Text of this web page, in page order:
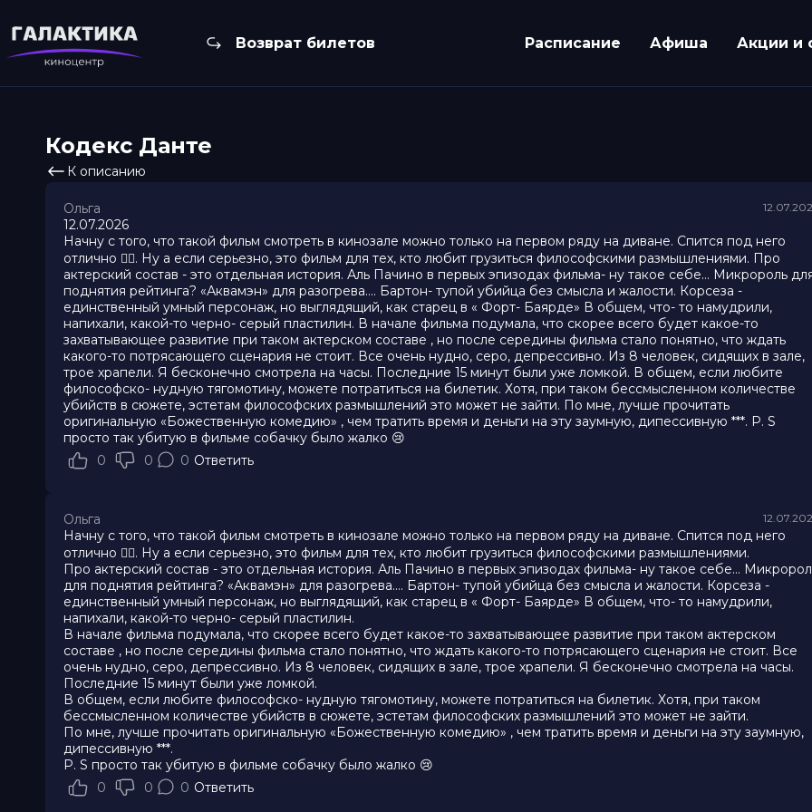
Возврат билетов Расписание Афиша Акции и
Кодекс Данте
К описанию
Ольга
12.07.2026
Начну с того, что такой фильм смотреть в кинозале можно только на первом ряду на диване. Спится под него
отлично 👍🏻. Ну а если серьезно, это фильм для тех, кто любит грузиться философскими размышлениями. Про
актерский состав - это отдельная история. Аль Пачино в первых эпизодах фильма- ну такое себе… Микророль
поднятия рейтинга? «Аквамэн» для разогрева…. Бартон- тупой убийца без смысла и жалости. Корсеза -
единственный умный персонаж, но выглядящий, как старец в « Форт- Баярде» В общем, что- то намудрили,
напихали, какой-то черно- серый пластилин. В начале фильма подумала, что скорее всего будет какое-то
захватывающее развитие при таком актерском составе , но после середины фильма стало понятно, что ждать
какого-то потрясающего сценария не стоит. Все очень нудно, серо, депрессивно. Из 8 человек, сидящих в зале,
трое храпели. Я бесконечно смотрела на часы. Последние 15 минут были уже ломкой. В общем, если любите
философско- нудную тягомотину, можете потратиться на билетик. Хотя, при таком бессмысленном количестве
убийств в сюжете, эстетам философских размышлений это может не зайти. По мне, лучше прочитать
оригинальную «Божественную комедию» , чем тратить время и деньги на эту заумную, дипессивную ***. P. S
просто так убитую в фильме собачку было жалко 😢
0
0 0 Ответить
Ольга
Начну с того, что такой фильм смотреть в кинозале можно только на первом ряду на диване. Спится под него
отлично 👍🏻. Ну а если серьезно, это фильм для тех, кто любит грузиться философскими размышлениями.
Про актерский состав - это отдельная история. Аль Пачино в первых эпизодах фильма- ну такое себе…
для поднятия рейтинга? «Аквамэн» для разогрева…. Бартон- тупой убийца без смысла и жалости. Корсеза -
единственный умный персонаж, но выглядящий, как старец в « Форт- Баярде» В общем, что- то намудрили,
напихали, какой-то черно- серый пластилин.
В начале фильма подумала, что скорее всего будет какое-то захватывающее развитие при таком актерском
составе , но после середины фильма стало понятно, что ждать какого-то потрясающего сценария не стоит. Все
очень нудно, серо, депрессивно. Из 8 человек, сидящих в зале, трое храпели. Я бесконечно смотрела на часы.
Последние 15 минут были уже ломкой.
В общем, если любите философско- нудную тягомотину, можете потратиться на билетик. Хотя, при таком
бессмысленном количестве убийств в сюжете, эстетам философских размышлений это может не зайти.
По мне, лучше прочитать оригинальную «Божественную комедию» , чем тратить время и деньги на эту заумную,
дипессивную ***.
P. S просто так убитую в фильме собачку было жалко 😢
0
0 0 Ответить